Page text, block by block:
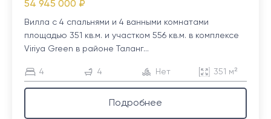
54 945 000 ₽
Вилла с 4 спальнями и 4 ванными комнатами
площадью 351 кв.м. и участком 556 кв.м. в комплексе
Viriya Green в районе Таланг...
4 4 Нет 351 м²
Подробнее